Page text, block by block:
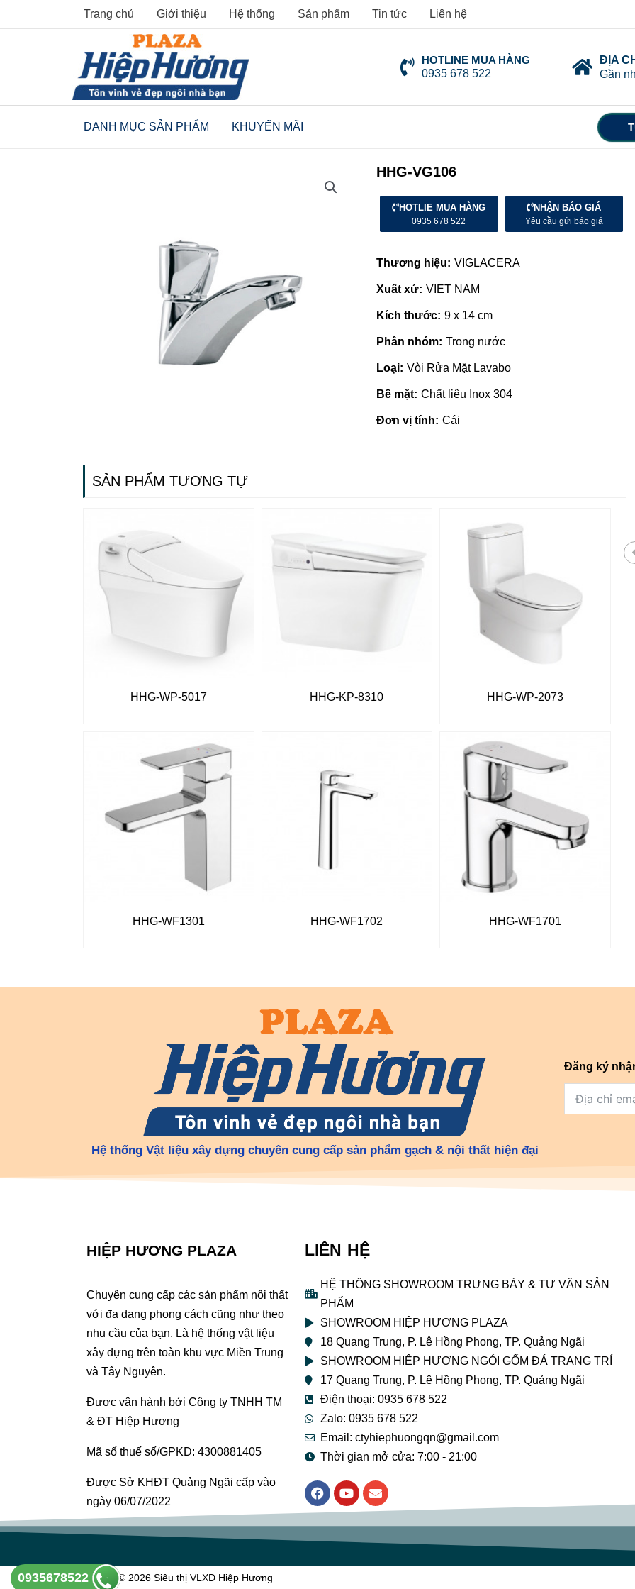
to
Trang chủ Giới thiệu Hệ thống Sản phẩm Tin tức Liên hệ
HOTLINE MUA HÀNG
0935 678 522
ĐỊA
Gần
DANH MỤC SẢN PHẨM KHUYẾN MÃI
HHG-VG106
HOTLIE MUA HÀNG
0935 678 522
NHẬN BÁO GIÁ
Yêu cầu gửi báo giá
Thương hiệu: VIGLACERA
Xuất xứ: VIET NAM
Kích thước: 9 x 14 cm
Phân nhóm: Trong nước
Loại: Vòi Rửa Mặt Lavabo
Bề mặt: Chất liệu Inox 304
Đơn vị tính: Cái
SẢN PHẨM TƯƠNG TỰ
HHG-WP-5017 HHG-KP-8310 HHG-WP-2073
HHG-WF1301 HHG-WF1702 HHG-WF1701
Nhà phân phối gạch ngói, sơn
Hệ thống Vật liệu xây dựng chuyên cung cấp sản phẩm gạch & nội thất hiện đại
Đăng ký
HIỆP HƯƠNG PLAZA
Chuyên cung cấp các sản phẩm nội thất
với đa dạng phong cách cũng như theo
nhu cầu của bạn. Là hệ thống vật liệu
xây dựng trên toàn khu vực Miền Trung
và Tây Nguyên.
Được vận hành bởi Công ty TNHH TM
& ĐT Hiệp Hương
Mã số thuế số/GPKD: 4300881405
Được Sở KHĐT Quảng Ngãi cấp vào
ngày 06/07/2022
LIÊN HỆ
HỆ THỐNG SHOWROOM TRƯNG BÀY & TƯ VẤN SẢN
PHẨM
SHOWROOM HIỆP HƯƠNG PLAZA
18 Quang Trung, P. Lê Hồng Phong, TP. Quảng Ngãi
SHOWROOM HIỆP HƯƠNG NGÓI GỐM ĐÁ TRANG TRÍ
17 Quang Trung, P. Lê Hồng Phong, TP. Quảng Ngãi
Điện thoại: 0935 678 522
Zalo: 0935 678 522
Email: ctyhiephuongqn@gmail.com
Thời gian mở cửa: 7:00 - 21:00
F
a
c
e
b
o
Y
o
u
t
e
E
n
v
e
p
Copyright © 2026 Siêu thị VLXD Hiệp Hương
0935678522